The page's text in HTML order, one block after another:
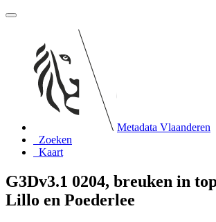
Metadata Vlaanderen
Zoeken
Kaart
G3Dv3.1 0204, breuken in
Lillo en Poederlee